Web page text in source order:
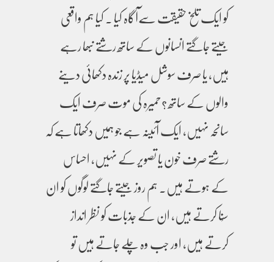
کو ایک تلخ حقیقت سےآگاہ کیا ۔ کیا ہم واقعی
جیتے جاگتے انسانوں کے ساتھ رشتے نبھا رہے
ہیں، یا صرف سوشل میڈیا پر زندہ دکھائی دینے
والوں کے ساتھ ؟حمیرہ کی موت صرف ایک
سانحہ نہیں، ایک آئینہ ہے جو ہمیں دکھاتا ہے کہ
رشتے صرف خون یا تصویر کے نہیں، احساس
کے ہوتے ہیں۔ ہم روز جیتے جاگتے لوگوں کو ان
سُنا کرتے ہیں، ان کے جذبات کو نظر انداز
کرتے ہیں، اور جب وہ چلے جاتے ہیں تو